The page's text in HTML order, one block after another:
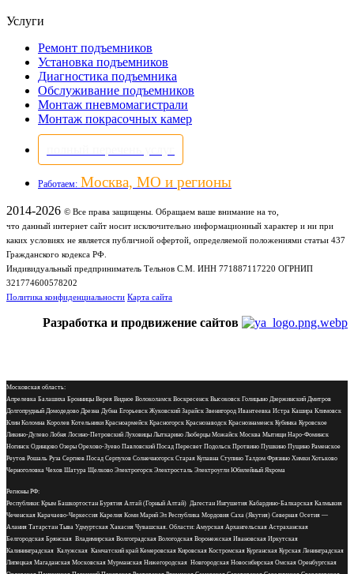
Услуги
Ремонт подъемников
Установка подъемников
Диагностика подъемника
Обслуживание подъемников
Монтаж пневмомагистрали
Монтаж покрасочных камер
Работаем: Москва, МО и регионы
2014-2026 © Все права защищены. Обращаем ваше внимание на то,
что данный интернет сайт носит исключительно информационный характер и ни при
каких условиях не является публичной офертой, определяемой положениями статьи 437
Гражданского кодекса РФ.
Индивидуальный предприниматель Тельнов С.М. ИНН 771887117220 ОГРНИП
321774600578202
Политика конфиденциальности Карта сайта
Разработка и продвижение сайтов
Московская область:
Апрелевка Балашиха Бронницы Верея Видное Волоколамск Воскресенск Высоковск Голицыно Дзержинский Дмитров
Долгопрудный Домодедово Дрезна Дубна Егорьевск Жуковский Зарайск Звенигород Ивантеевка Истра Кашира Климовск
Клин Коломна Королев Котельники Красноармейск Красногорск Краснозаводск Краснознаменск Кубинка Куровское
Ликино-Дулево Лобня Лосино-Петровский Луховицы Лыткарино Люберцы Можайск Москва Мытищи Наро-Фоминск
Ногинск Одинцово Озеры Орехово-Зуево Павловский Посад Пересвет Подольск Протвино Пушкино Пущино Раменское
Реутов Рошаль Руза Сергиев Посад Серпухов Солнечногорск Старая Купавна Ступино Талдом Фрязино Химки Хотьково
Черноголовка Чехов Шатура Щелково Электрогорск Электросталь Электроугли Юбилейный Яхрома
Регионы РФ:
Республики: Крым Башкортостан Бурятия Алтай (Горный Алтай) Дагестан Ингушетия Кабардино-Балкарская Калмыкия
Чеченская Карачаево-Черкессия Карелия Коми Марий Эл Республика Мордовия Саха (Якутия) Северная Осетия —
Алания Татарстан Тыва Удмуртская Хакасия Чувашская. Области: Амурская Архангельская Астраханская
Белгородская Брянская Владимирская Волгоградская Вологодская Воронежская Ивановская Иркутская
Калининградская Калужская Камчатский край Кемеровская Кировская Костромская Курганская Курская Ленинградская
Липецкая Магаданская Московская Мурманская Нижегородская Новгородская Новосибирская Омская Оренбургская